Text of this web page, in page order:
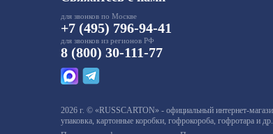
для звонков по Москве
+7 (495) 796-94-41
для звонков из регионов РФ
8 (800) 30-111-77
2026 г. © «RUSSCARTON» - официальный интернет-
упаковка, картонные коробки, гофрокороба, гофротара и